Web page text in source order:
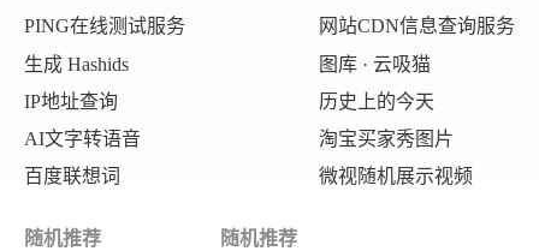
PING在线测试服务
生成 Hashids
IP地址查询
AI文字转语音
百度联想词
网站CDN信息查询服务
图库 · 云吸猫
历史上的今天
淘宝买家秀图片
微视随机展示视频
随机推荐 随机推荐